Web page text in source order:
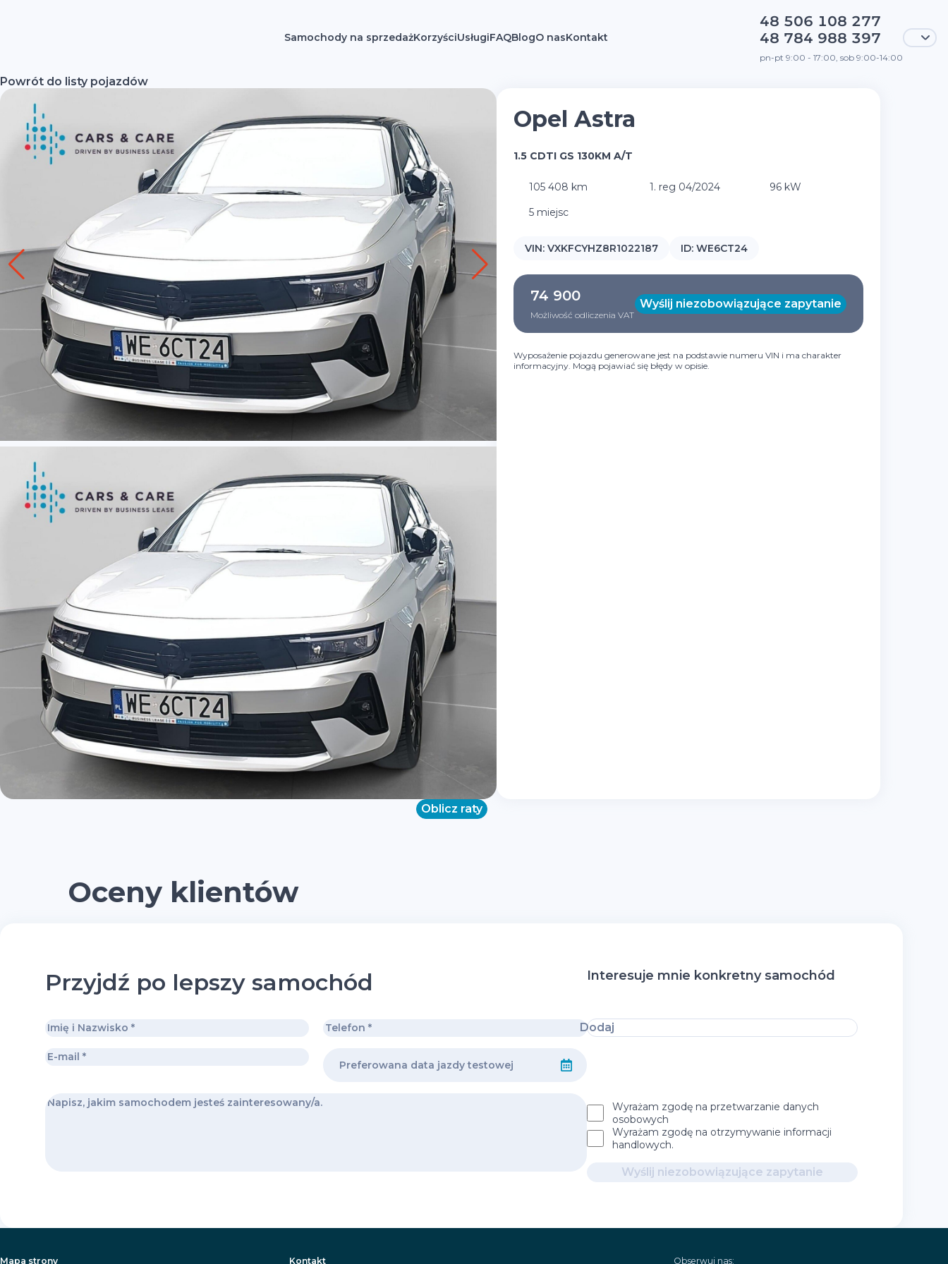
Samochody na sprzedażKorzyściUsługiFAQBlogO nasKontakt
48 506 108 277
48 784 988 397
pn-pt 9:00 - 17:00, sob 9:00-14:00
Powrót do listy pojazdów
Opel Astra
1.5 CDTI GS 130KM A/T
105 408 km 1. reg 04/2024
96 kW
5 miejsc
VIN: VXKFCYHZ8R1022187 ID: WE6CT24
74 900
Możliwość odliczenia VAT
Wyślij niezobowiązujące zapytanie
Wyposażenie pojazdu generowane jest na podstawie numeru VIN i ma charakter
informacyjny. Mogą pojawiać się błędy w opisie.
Oblicz raty
Oceny klientów
Przyjdź po lepszy samochód Interesuje mnie konkretny samochód
Dodaj
Wyrażam zgodę na przetwarzanie danych
osobowych
Wyrażam zgodę na otrzymywanie informacji
handlowych.
Wyślij niezobowiązujące zapytanie
Mapa strony Kontakt Obserwuj nas: